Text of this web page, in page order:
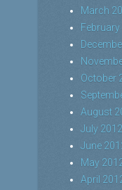
March
October
August
July 2012
June
May
April